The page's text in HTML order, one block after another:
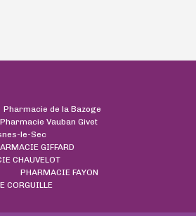
Pharmacie de la Bazoge
Pharmacie Vauban Givet
le-Sec
GIFFARD
CHAUVELOT
PHARMACIE FAYON
CORGUILLE